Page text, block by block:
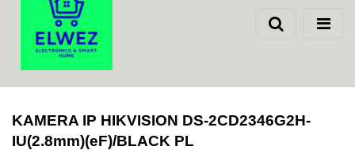
Zgody cookies
KAMERA IP HIKVISION DS-2CD2346G2H-
IU(2.8mm)(eF)/BLACK PL